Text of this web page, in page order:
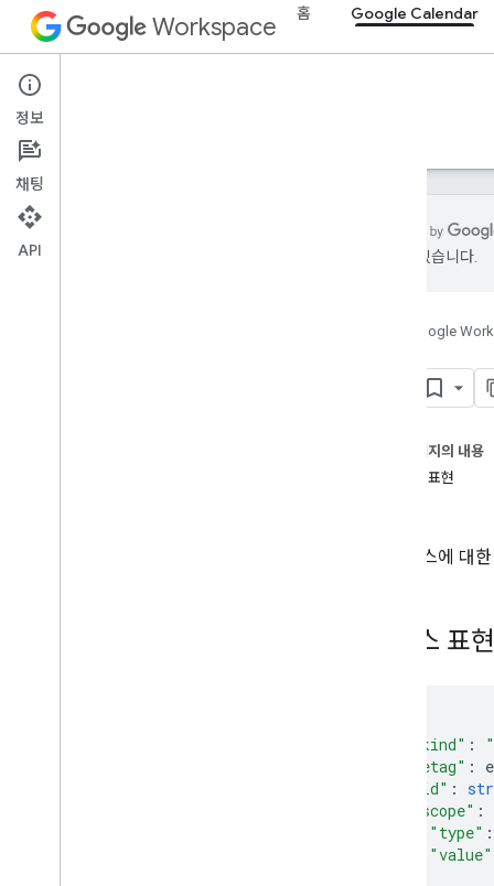
Workspace 홈 Google Calendar
Google Calendar
개요
있을 수 있습니다.
Google
이 페이지의 내용
리소스 표현
이 리소스에 대한
리소스 표현
"kind" :
"etag" :
"id" :
"scope" :
"type" :
"value"
정보
채팅
API